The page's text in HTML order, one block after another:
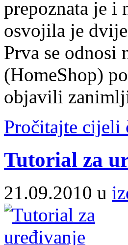
prepoznata je i
osvojila je
Prva se odnosi
(HomeShop)
objavili
Pročitajte cijeli
Tutorial za
21.09.2010 u